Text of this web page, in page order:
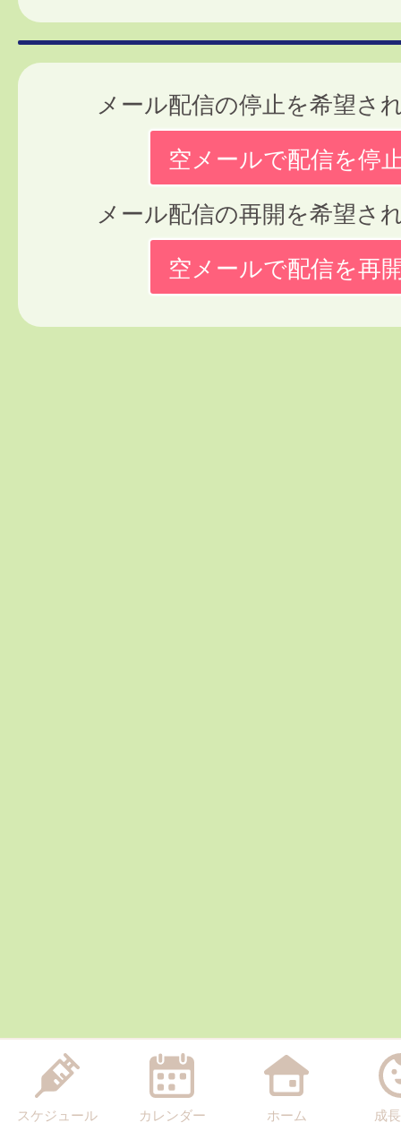
メール配信の停止を希望さ
空メールで配信を停
メール配信の再開を希望さ
空メールで配信を再
スケジュール カレンダー ホーム 成